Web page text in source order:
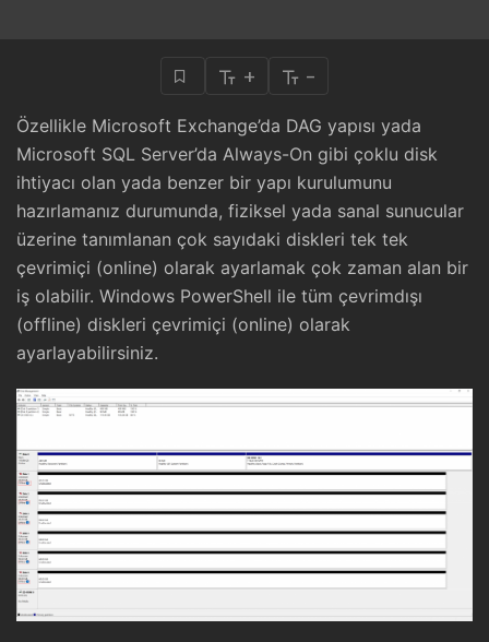
+ -
Özellikle Microsoft Exchange’da DAG yapısı yada
Microsoft SQL Server’da Always-On gibi çoklu disk
ihtiyacı olan yada benzer bir yapı kurulumunu
hazırlamanız durumunda, fiziksel yada sanal sunucular
üzerine tanımlanan çok sayıdaki diskleri tek tek
çevrimiçi (online) olarak ayarlamak çok zaman alan bir
iş olabilir. Windows PowerShell ile tüm çevrimdışı
(offline) diskleri çevrimiçi (online) olarak
ayarlayabilirsiniz.